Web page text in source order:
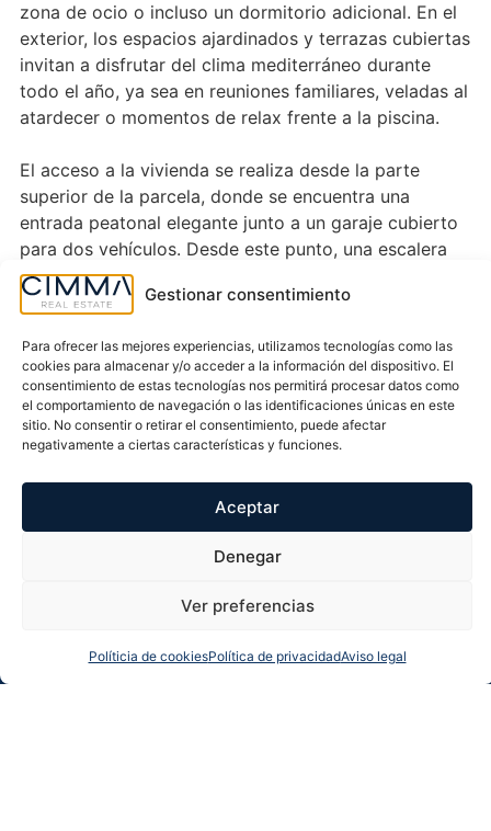
Gestionar consentimiento
Para ofrecer las mejores experiencias, utilizamos tecnologías como las
cookies para almacenar y/o acceder a la información del dispositivo. El
consentimiento de estas tecnologías nos permitirá procesar datos como
el comportamiento de navegación o las identificaciones únicas en este
sitio. No consentir o retirar el consentimiento, puede afectar
negativamente a ciertas características y funciones.
Aceptar
Denegar
Ver preferencias
Políticia de cookiesPolítica de privacidadAviso legal
zona de ocio o incluso un dormitorio adicional. En el
exterior, los espacios ajardinados y terrazas cubiertas
invitan a disfrutar del clima mediterráneo durante
todo el año, ya sea en reuniones familiares, veladas al
atardecer o momentos de relax frente a la piscina.
El acceso a la vivienda se realiza desde la parte
superior de la parcela, donde se encuentra una
entrada peatonal elegante junto a un garaje cubierto
para dos vehículos. Desde este punto, una escalera
exterior y un ascensor interior conectan
cómodamente todas las plantas, garantizando
arquitectónica.
Villa Irati no es solo una casa: es una declaración de
estilo y exclusividad, concebida para quienes buscan
un hogar donde el diseño, el confort y las vistas al
mar se funden en una experiencia de vida única.
Características extras
Ubicación y localización
Llamarnos Whatsapp Solicitar llamada Más info